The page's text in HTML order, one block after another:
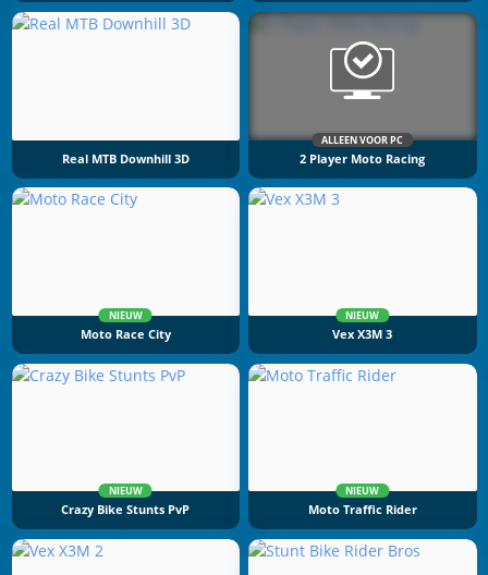
Real MTB Downhill 3D
ALLEEN VOOR PC
2 Player Moto Racing
NIEUW
Moto Race City
NIEUW
Vex X3M 3
NIEUW
Crazy Bike Stunts PvP
NIEUW
Moto Traffic Rider